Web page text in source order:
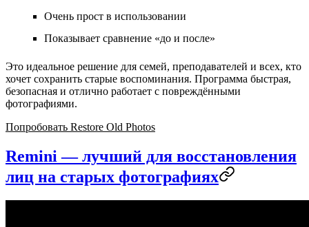
Очень прост в использовании
Показывает сравнение «до и после»
Это идеальное решение для семей, преподавателей и всех, кто
хочет сохранить старые воспоминания. Программа быстрая,
безопасная и отлично работает с повреждёнными
фотографиями.
Попробовать Restore Old Photos
Remini — лучший для восстановления
лиц на старых фотографиях